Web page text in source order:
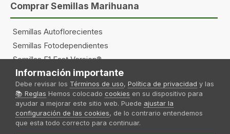
Comprar Semillas Marihuana
Semillas Autoflorecientes
Semillas Fotodependientes
Semillas F1 Fast Version®
Semillas The Red Family
Semillas CBD
Foro
Información importante
Debe revisar los Términos de uso, Política de privacidad y las
📚 Reglas Hemos colocado cookies en su dispositivo para
ayudar a mejorar este sitio web. Puede ajustar la
configuración de las cookies, de lo contrario entendemos
que esta todo correcto para continuar.